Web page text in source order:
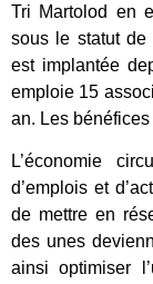
Tri Martolod en
sous le statut de
est implantée
emploie 15
an. Les
L’économie
d’emplois et
de mettre en
des unes
ainsi optimiser